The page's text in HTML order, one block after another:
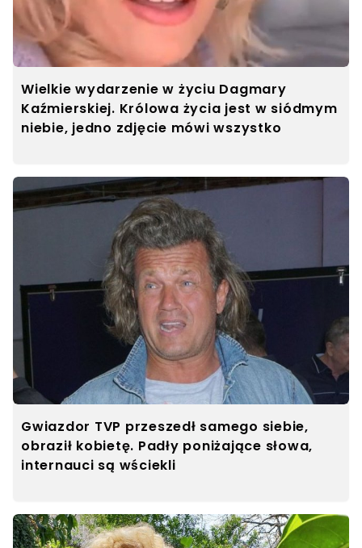
Wielkie wydarzenie w życiu Dagmary
Kaźmierskiej. Królowa życia jest w siódmym
niebie, jedno zdjęcie mówi wszystko
Gwiazdor TVP przeszedł samego siebie,
obraził kobietę. Padły poniżające słowa,
internauci są wściekli